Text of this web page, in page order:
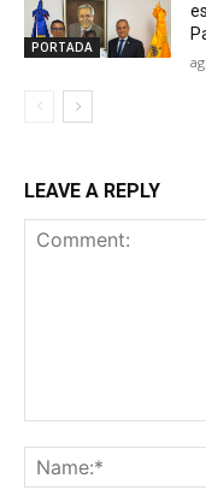
PORTADA
LEAVE A REPLY